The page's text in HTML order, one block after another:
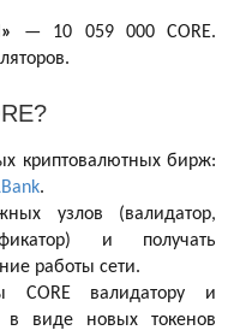
— 10 059 000 CORE.
криптовалютных бирж:
.
узлов (валидатор,
и получать
работы сети.
CORE валидатору и
в виде новых токенов